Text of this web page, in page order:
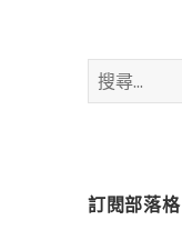
搜
尋
訂閱部落格